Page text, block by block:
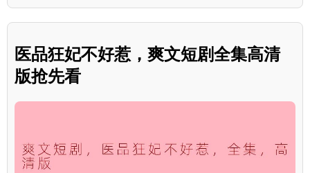
医品狂妃不好惹，爽文短剧全集高清
版抢先看